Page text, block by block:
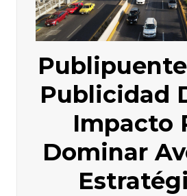
Publicidad
Impacto
Dominar